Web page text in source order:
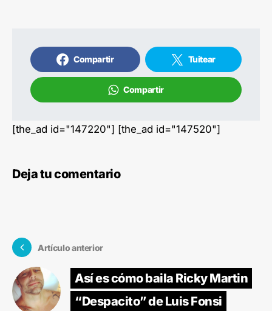
Compartir Tuitear
Compartir
[the_ad id="147220"] [the_ad id="147520"]
Deja tu comentario
Artículo anterior
Así es cómo baila Ricky Martin
“Despacito” de Luis Fonsi